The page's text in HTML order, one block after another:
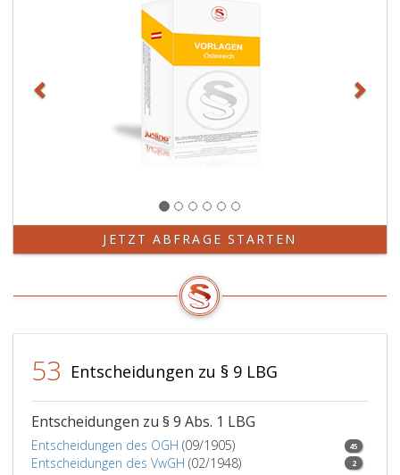
JETZT ABFRAGE STARTEN
53 Entscheidungen zu § 9 LBG
Entscheidungen zu § 9 Abs. 1 LBG
Entscheidungen des OGH (09/1905) 45
Entscheidungen des VwGH (02/1948) 2